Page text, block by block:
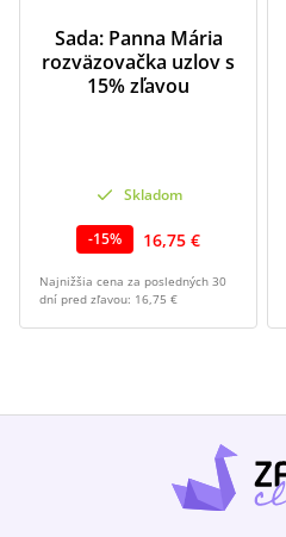
Sada: Panna Mária
rozväzovačka uzlov s
15% zľavou
Skladom
-15% 16,75 €
Najnižšia cena za posledných 30
dní pred zľavou: 16,75 €